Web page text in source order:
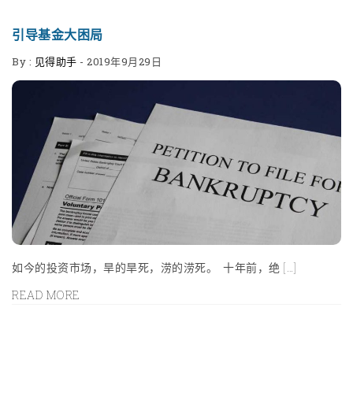
​引导基金大困局
By : 见得助手 - 2019年9月29日
如今的投资市场，旱的旱死，涝的涝死。 十年前，绝 […]
READ MORE